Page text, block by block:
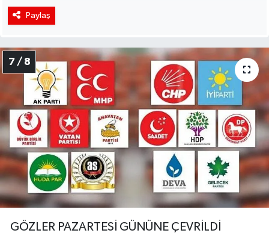
Paylaş
7 / 8
GÖZLER PAZARTESİ GÜNÜNE ÇEVRİLDİ